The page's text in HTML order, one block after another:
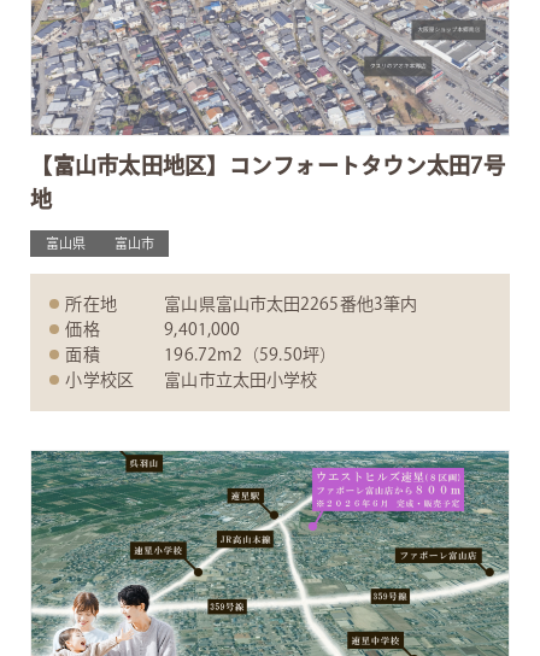
【富山市太田地区】コンフォートタウン太田7号
地
富山県 富山市
所在地
富山県富山市太田2265番他3筆内
価格
9,401,000
面積
196.72m2（59.50坪）
小学校区
富山市立太田小学校